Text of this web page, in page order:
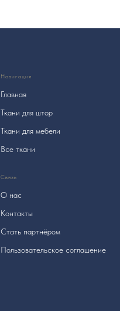
Навигация
Главная
Ткани для штор
Ткани для мебели
Все ткани
Связь
О нас
Контакты
Стать партнёром
Пользовательское соглашение